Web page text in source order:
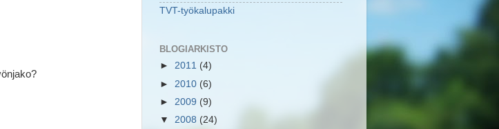
TVT-työkalupakki
BLOGIARKISTO
► 2011 (4)
► 2010 (6)
► 2009 (9)
▼ 2008 (24)